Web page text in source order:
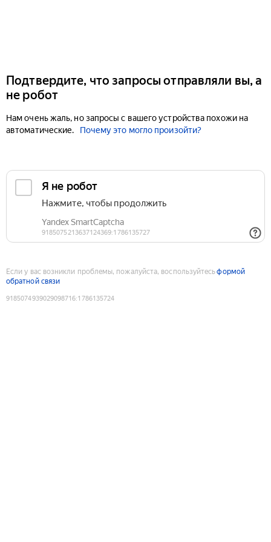
Подтвердите, что запросы отправляли вы, а
не робот
Нам очень жаль, но запросы с вашего устройства похожи на
автоматические.
Почему это могло произойти?
Если у вас возникли проблемы, пожалуйста, воспользуйтесьформой
обратной связи
9185074939029098716:1786135724